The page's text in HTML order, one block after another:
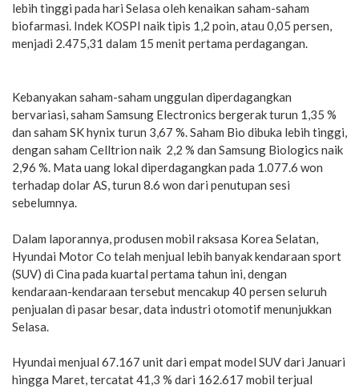
lebih tinggi pada hari Selasa oleh kenaikan saham-saham
biofarmasi. Indek KOSPI naik tipis 1,2 poin, atau 0,05 persen,
menjadi 2.475,31 dalam 15 menit pertama perdagangan.
Kebanyakan saham-saham unggulan diperdagangkan
bervariasi, saham Samsung Electronics bergerak turun 1,35 %
dan saham SK hynix turun 3,67 %. Saham Bio dibuka lebih tinggi,
dengan saham Celltrion naik 2,2 % dan Samsung Biologics naik
2,96 %. Mata uang lokal diperdagangkan pada 1.077.6 won
terhadap dolar AS, turun 8.6 won dari penutupan sesi
sebelumnya.
Dalam laporannya, produsen mobil raksasa Korea Selatan,
Hyundai Motor Co telah menjual lebih banyak kendaraan sport
(SUV) di Cina pada kuartal pertama tahun ini, dengan
kendaraan-kendaraan tersebut mencakup 40 persen seluruh
penjualan di pasar besar, data industri otomotif menunjukkan
Selasa.
Hyundai menjual 67.167 unit dari empat model SUV dari Januari
hingga Maret, tercatat 41,3 % dari 162.617 mobil terjual